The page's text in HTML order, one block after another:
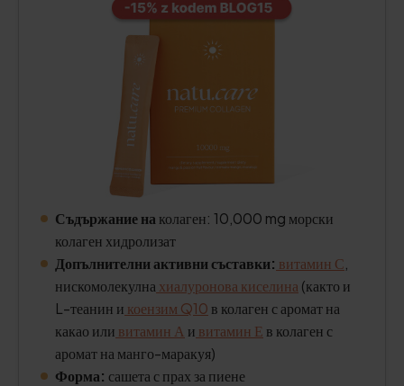
Съдържание на колаген: 10,000 mg морски
колаген хидролизат
Допълнителни активни съставки: витамин С
нискомолекулна хиалуронова киселина (както и
L-теанин и коензим Q10 в колаген с аромат на
какао или витамин А и витамин Е в колаген с
аромат на манго-маракуя)
Форма: сашета с прах за пиене